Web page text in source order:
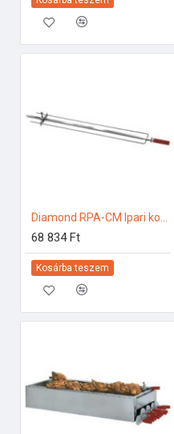
68 834 Ft
Kosárba teszem